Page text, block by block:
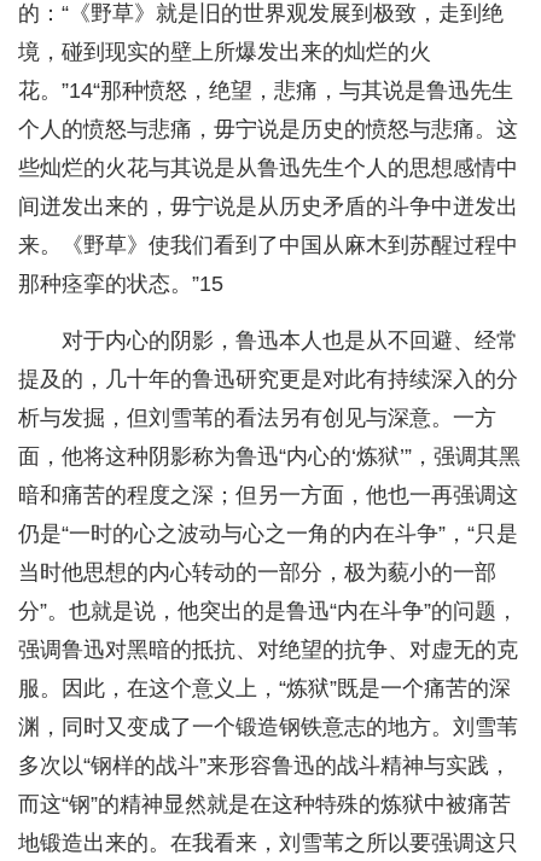
的：“《野草》就是旧的世界观发展到极致，走到绝
境，碰到现实的壁上所爆发出来的灿烂的火
花。”14“那种愤怒，绝望，悲痛，与其说是鲁迅先生
个人的愤怒与悲痛，毋宁说是历史的愤怒与悲痛。这
些灿烂的火花与其说是从鲁迅先生个人的思想感情中
间迸发出来的，毋宁说是从历史矛盾的斗争中迸发出
来。《野草》使我们看到了中国从麻木到苏醒过程中
那种痉挛的状态。”15
对于内心的阴影，鲁迅本人也是从不回避、经常
提及的，几十年的鲁迅研究更是对此有持续深入的分
析与发掘，但刘雪苇的看法另有创见与深意。一方
面，他将这种阴影称为鲁迅“内心的‘炼狱’”，强调其黑
暗和痛苦的程度之深；但另一方面，他也一再强调这
仍是“一时的心之波动与心之一角的内在斗争”，“只是
当时他思想的内心转动的一部分，极为藐小的一部
分”。也就是说，他突出的是鲁迅“内在斗争”的问题，
强调鲁迅对黑暗的抵抗、对绝望的抗争、对虚无的克
服。因此，在这个意义上，“炼狱”既是一个痛苦的深
渊，同时又变成了一个锻造钢铁意志的地方。刘雪苇
多次以“钢样的战斗”来形容鲁迅的战斗精神与实践，
而这“钢”的精神显然就是在这种特殊的炼狱中被痛苦
地锻造出来的。在我看来，刘雪苇之所以要强调这只